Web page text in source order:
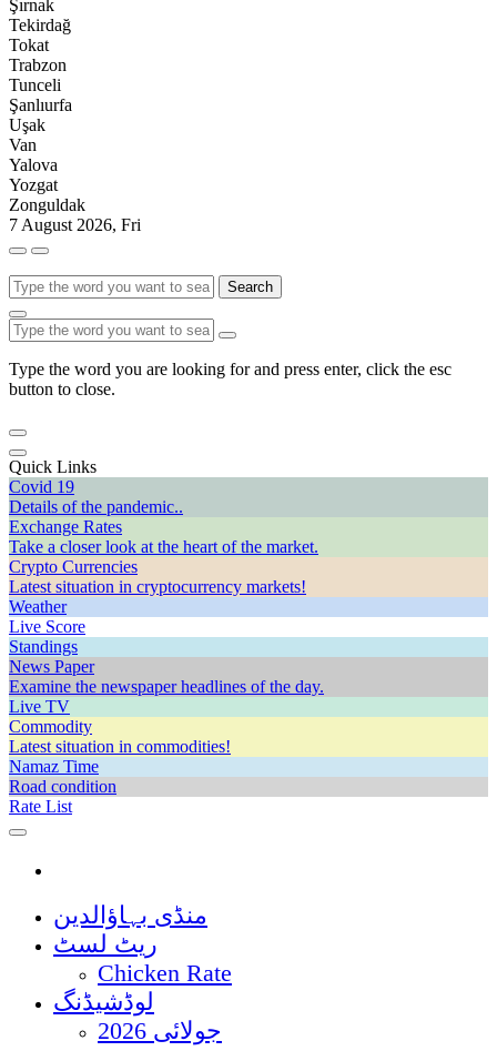
Şırnak
Tekirdağ
Tokat
Trabzon
Tunceli
Şanlıurfa
Uşak
Van
Yalova
Yozgat
Zonguldak
7 August 2026, Fri
Search
Type the word you are looking for and press enter, click the esc
button to close.
Quick Links
Covid 19
Details of the pandemic..
Exchange Rates
Take a closer look at the heart of the market.
Crypto Currencies
Latest situation in cryptocurrency markets!
Weather
Live Score
Standings
News Paper
Examine the newspaper headlines of the day.
Live TV
Commodity
Latest situation in commodities!
Namaz Time
Road condition
Rate List
منڈی بہاؤالدین
ریٹ لسٹ
Chicken Rate
لوڈشیڈنگ
جولائی 2026